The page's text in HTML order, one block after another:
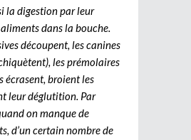
la digestion par leur
dans la bouche.
découpent, les canines
les prémolaires
écrasent, broient les
leur déglutition. Par
on manque de
d’un certain nombre de